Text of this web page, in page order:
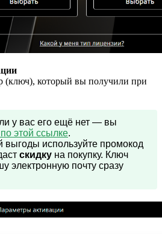
(ключ), который вы получили при
у вас его ещё нет — вы
этой ссылке.
выгоды используйте промокод
скидку на покупку. Ключ
электронную почту сразу